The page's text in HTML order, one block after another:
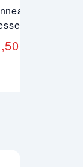
Limitation
B14
€